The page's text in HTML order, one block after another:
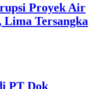
Proyek Air
Tersangka
PT Dok